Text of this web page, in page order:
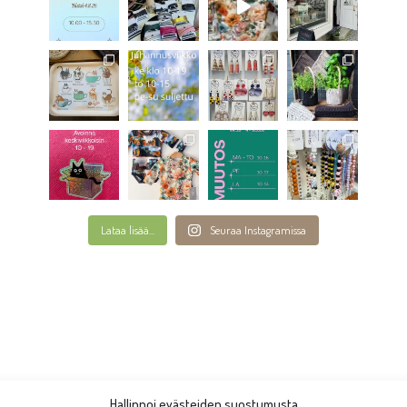
Lataa lisää... Seuraa Instagramissa